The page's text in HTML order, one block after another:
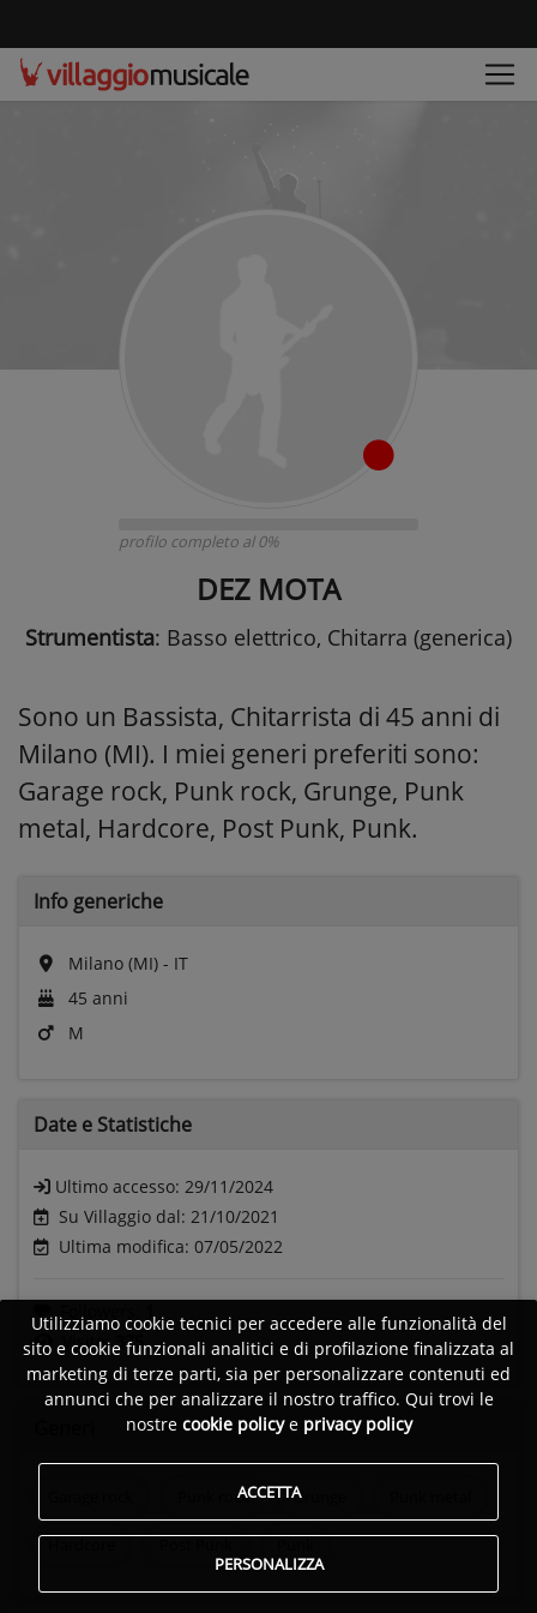
profilo completo al 0%
DEZ MOTA
Strumentista: Basso elettrico, Chitarra (generica)
Sono un Bassista, Chitarrista di 45 anni di
Milano (MI). I miei generi preferiti sono:
Garage rock, Punk rock, Grunge, Punk
metal, Hardcore, Post Punk, Punk.
Info generiche
Milano (MI) - IT
45 anni
M
Date e Statistiche
Ultimo accesso: 29/11/2024
Su Villaggio dal: 21/10/2021
Ultima modifica: 07/05/2022
Visite:375
Punk rock Grunge
Utilizziamo cookie tecnici per accedere alle funzionalità del
sito e cookie funzionali analitici e di profilazione finalizzata al
marketing di terze parti, sia per personalizzare contenuti ed
annunci che per analizzare il nostro traffico. Qui trovi le
nostre cookie policye privacy policy
ACCETTA
PERSONALIZZA